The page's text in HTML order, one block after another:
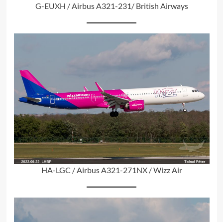
G-EUXH / Airbus A321-231/ British Airways
HA-LGC / Airbus A321-271NX / Wizz Air